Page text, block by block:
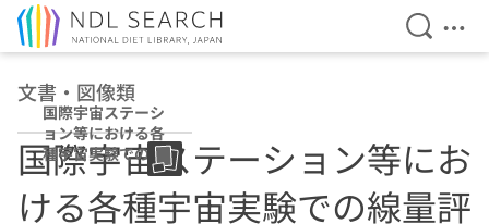
Open
文書・図像類
国際宇宙ステーシ
ョン等における各
種宇宙実験での線
量評価
国際宇宙ステーション等にお
ける各種宇宙実験での線量評